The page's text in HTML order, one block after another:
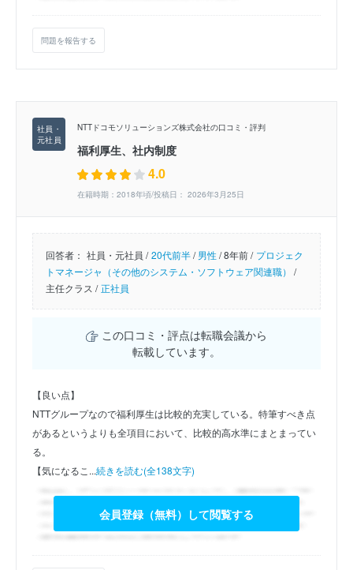
問題を報告する
NTTドコモソリューションズ株式会社の口コミ・評判
福利厚生、社内制度
4.0
在籍時期：2018年頃/投稿日： 2026年3月25日
回答者： 社員・元社員 / 20代前半/男性/8年前 / プロジェク
トマネージャ（その他のシステム・ソフトウェア関連職） /
主任クラス / 正社員
この口コミ・評点は転職会議から
転載しています。
【良い点】
NTTグループなので福利厚生は比較的充実している。特筆すべき点
があるというよりも全項目において、比較的高水準にまとまってい
る。
【気になるこ...続きを読む(全138文字)
会員登録（無料）して閲覧する